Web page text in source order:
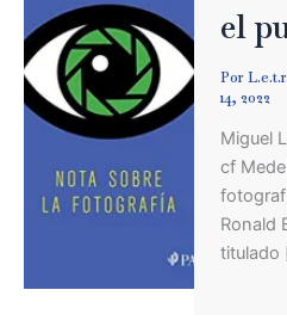
el
Por
14, 2022
Miguel
cf
Ronald
titulado